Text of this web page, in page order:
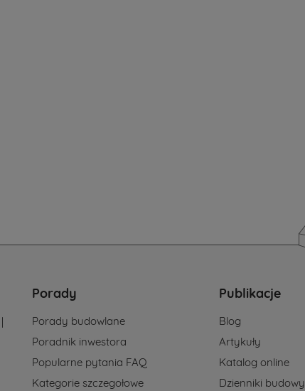
poszukiwania
z
nami.
projekty@mtmstyl.pl
Porady
Porady budowlane
Poradnik inwestora
Popularne pytania FAQ
Kategorie szczegołowe
Publikacje
Blog
Artykuły
Katalog online
Dzienniki budowy